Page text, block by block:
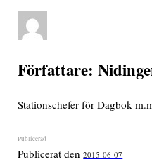
Författare:
Stationschefer för Dagbok
Publicerat den2015-06-07